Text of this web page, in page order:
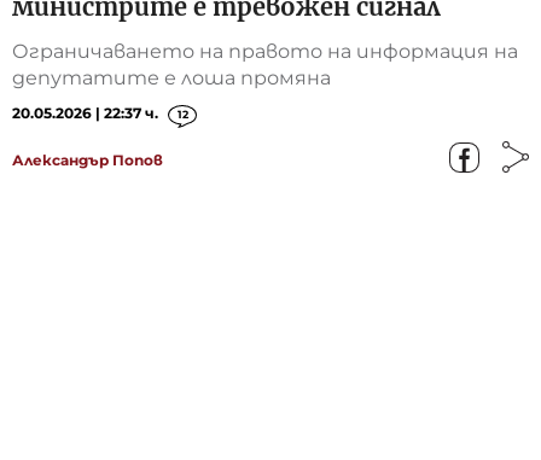
министрите е тревожен сигнал
Ограничаването на правото на информация на
депутатите е лоша промяна
20.05.2026 | 22:37 ч. 12
Александър Попов